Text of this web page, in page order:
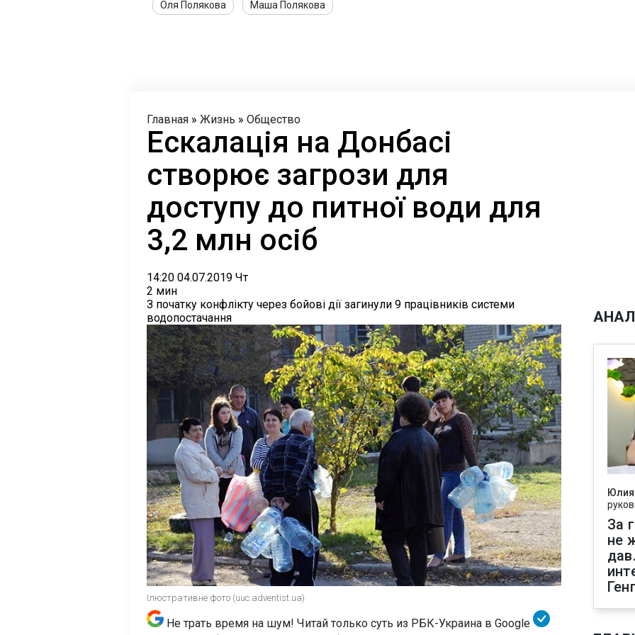
Оля Полякова Маша Полякова
Главная » Жизнь » Общество
Ескалація на Донбасі
створює загрози для
доступу до питної води для
3,2 млн осіб
14:20 04.07.2019 Чт
2 мин
З початку конфлікту через бойові дії загинули 9 працівників системи
водопостачання
Ілюстративне фото (uuc.adventist.ua)
Не трать время на шум! Читай только суть из РБК-Украина в Google
За
не